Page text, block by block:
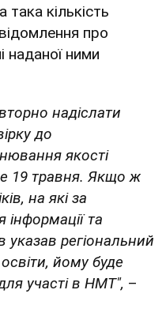
кількість
про
наданої ними
надіслати
до
якості
19 травня. Якщо ж
на які за
та
указав регіональний
йому буде
участі в НМТ", –